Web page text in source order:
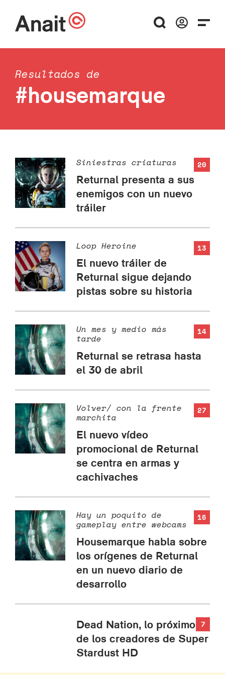
Resultados de
#housemarque
20
Siniestras criaturas
Returnal presenta a sus
enemigos con un nuevo
tráiler
13
Loop Heroine
El nuevo tráiler de
Returnal sigue dejando
pistas sobre su historia
14
Un mes y medio más
tarde
Returnal se retrasa hasta
el 30 de abril
27
Volver/ con la frente
marchita
El nuevo vídeo
promocional de Returnal
se centra en armas y
cachivaches
16
Hay un poquito de
gameplay entre webcams
Housemarque habla sobre
los orígenes de Returnal
en un nuevo diario de
desarrollo
7
Dead Nation, lo próximo
de los creadores de Super
Stardust HD